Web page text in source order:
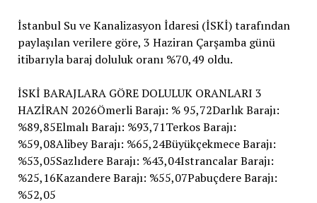
İstanbul Su ve Kanalizasyon İdaresi (İSKİ) tarafından
paylaşılan verilere göre, 3 Haziran Çarşamba günü
itibarıyla baraj doluluk oranı %70,49 oldu.
İSKİ BARAJLARA GÖRE DOLULUK ORANLARI 3
HAZİRAN 2026Ömerli Barajı: % 95,72Darlık Barajı:
%89,85Elmalı Barajı: %93,71Terkos Barajı:
%59,08Alibey Barajı: %65,24Büyükçekmece Barajı:
%53,05Sazlıdere Barajı: %43,04Istrancalar Barajı:
%25,16Kazandere Barajı: %55,07Pabuçdere Barajı:
%52,05